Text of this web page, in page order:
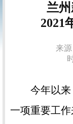
兰
2021
来
今年以来
一项重要工